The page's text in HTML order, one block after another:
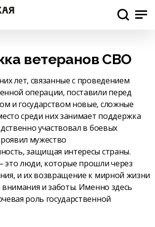
ветеранов СВО
лет, связанные с проведением
операции, поставили перед
и государством новые, сложные
среди них занимает поддержка
участвовал в боевых
мужество
защищая интересы страны.
люди, которые прошли через
и их возвращение к мирной жизни
внимания и заботы. Именно здесь
роль государственной